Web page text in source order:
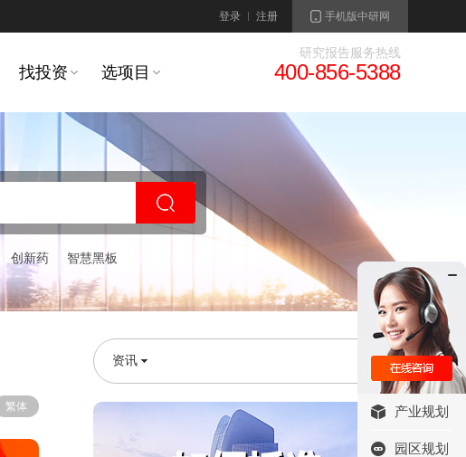
登录 注册 手机版中研网
找投资 选项目
研究报告服务热线
400-856-5388
创新药 智慧黑板
繁体
资讯
产业规划
园区规划